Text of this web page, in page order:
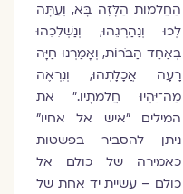
הַחֲלֹמוֹת הַלָּזֶה בָּא, וְעַתָּה
לְכוּ וְנַהַרְגֵהוּ, וְנַשְׁלִכֵהוּ
בְּאַחַד הַבֹּרוֹת, וְאָמַרְנוּ חַיָּה
רָעָה אֲכָלָתְהוּ, וְנִרְאֶה
מַה־יִּהְיוּ חֲלֹמֹתָיו." את
המילים "איש אל אחיו"
ניתן להסביר בפשטות
כאמירה של כולם אל
כולם – עשיית יד אחת של